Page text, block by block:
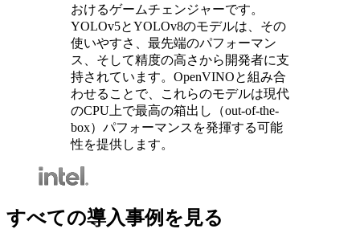
おけるゲームチェンジャーです。
YOLOv5とYOLOv8のモデルは、その
使いやすさ、最先端のパフォーマン
ス、そして精度の高さから開発者に支
持されています。OpenVINOと組み合
わせることで、これらのモデルは現代
のCPU上で最高の箱出し（out-of-the-
box）パフォーマンスを発揮する可能
性を提供します。
すべての導入事例を見る